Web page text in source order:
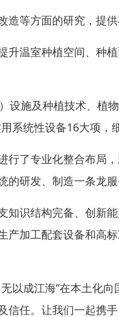
等方面的研究，提
升温室种植空间、种
设施及种植技术、植
系统性设备16大项，
行了专业化整合布局
研发、制造一条龙服
识结构完备、创新
产加工配套设备和高
以成江海”在本土化
任。让我们一起携